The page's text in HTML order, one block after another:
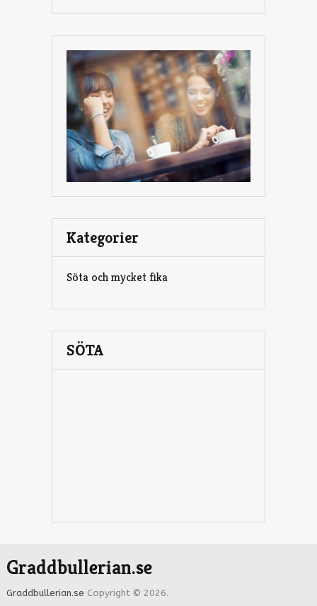
Kategorier
Söta och mycket fika
SÖTA
Graddbullerian.se
Graddbullerian.se Copyright © 2026.